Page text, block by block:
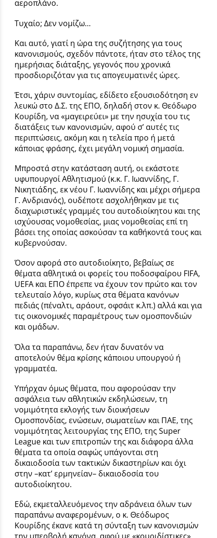
αεροπλάνο.
Τυχαίο; Δεν νομίζω…
Και αυτό, γιατί η ώρα της συζήτησης για τους
κανονισμούς, σχεδόν πάντοτε, ήταν στο τέλος της
ημερήσιας διάταξης, γεγονός που χρονικά
προσδιοριζόταν για τις απογευματινές ώρες.
Έτσι, χάριν συντομίας, εδίδετο εξουσιοδότηση εν
λευκώ στο Δ.Σ. της ΕΠΟ, δηλαδή στον κ. Θεόδωρο
Κουρίδη, να «μαγειρεύει» με την ησυχία του τις
διατάξεις των κανονισμών, αφού σ’ αυτές τις
περιπτώσεις, ακόμη και η τελεία προ ή μετά
κάποιας φράσης, έχει μεγάλη νομική σημασία.
Μπροστά στην κατάσταση αυτή, οι εκάστοτε
υφυπουργοί Αθλητισμού (κ.κ. Γ. Ιωαννίδης, Γ.
Νικητιάδης, εκ νέου Γ. Ιωαννίδης και μέχρι σήμερα
Γ. Ανδριανός), ουδέποτε ασχολήθηκαν με τις
διαχωριστικές γραμμές του αυτοδιοίκητου και της
ισχύουσας νομοθεσίας, μιας νομοθεσίας επί τη
βάσει της οποίας ασκούσαν τα καθήκοντά τους και
κυβερνούσαν.
Όσον αφορά στο αυτοδιοίκητο, βεβαίως σε
θέματα αθλητικά οι φορείς του ποδοσφαίρου FIFA,
UEFA και ΕΠΟ έπρεπε να έχουν τον πρώτο και τον
τελευταίο λόγο, κυρίως στα θέματα κανόνων
πεδιάς (πέναλτι, αράουτ, οφσάιτ κ.λπ.) αλλά και για
τις οικονομικές παραμέτρους των ομοσπονδιών
και ομάδων.
Όλα τα παραπάνω, δεν ήταν δυνατόν να
αποτελούν θέμα κρίσης κάποιου υπουργού ή
γραμματέα.
Υπήρχαν όμως θέματα, που αφορούσαν την
ασφάλεια των αθλητικών εκδηλώσεων, τη
νομιμότητα εκλογής των διοικήσεων
Ομοσπονδίας, ενώσεων, σωματείων και ΠΑΕ, της
νομιμότητας λειτουργίας της ΕΠΟ, της Super
League και των επιτροπών της και διάφορα άλλα
θέματα τα οποία σαφώς υπάγονται στη
δικαιοδοσία των τακτικών δικαστηρίων και όχι
στην –κατ’ ερμηνείαν– δικαιοδοσία του
αυτοδιοίκητου.
Εδώ, εκμεταλλευόμενος την αδράνεια όλων των
παραπάνω αναφερομένων, ο κ. Θεόδωρος
Κουρίδης έκανε κατά τη σύνταξη των κανονισμών